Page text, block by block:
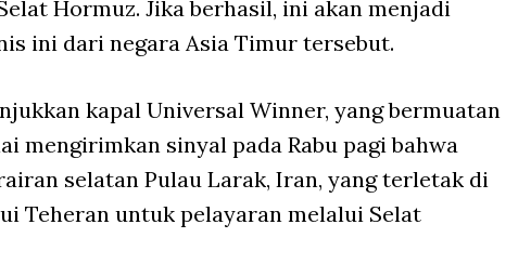
Hormuz. Jika berhasil, ini akan menjadi
ini dari negara Asia Timur tersebut.
kapal Universal Winner, yang bermuatan
mengirimkan sinyal pada Rabu pagi bahwa
selatan Pulau Larak, Iran, yang terletak di
Teheran untuk pelayaran melalui Selat